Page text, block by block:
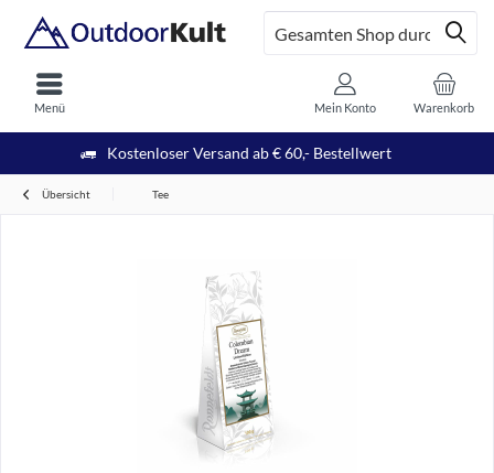
Kostenloser Versand ab € 60,- Bestellwert
Menü Warenkorb
Mein Konto
Übersicht Tee